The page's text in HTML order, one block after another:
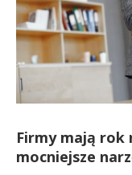
Firmy mają rok
mocniejsze